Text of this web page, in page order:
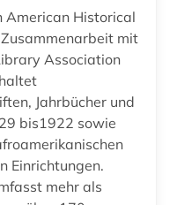
American Historical
mit
Association
Jahrbücher und
bis1922 sowie
Einrichtungen.